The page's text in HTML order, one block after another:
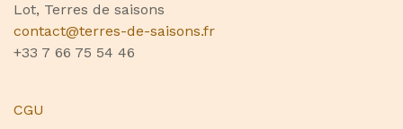
Lot, Terres de saisons
contact@terres-de-saisons.fr
+33 7 66 75 54 46
CGU